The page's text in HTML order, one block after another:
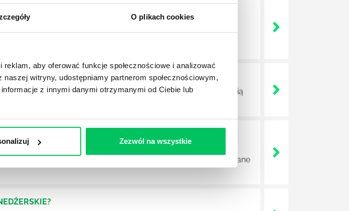
O plikach cookies
aby oferować funkcje społecznościowe i analizować
witryny, udostępniamy partnerom społecznościowym,
z innymi danymi otrzymanymi od Ciebie lub
Zezwól na wszystkie
mających na celu zrealizowanie wszystkich związanych z
specjalnych zespołów projektowych, a ich praca stanowi
związane z realizacją projektów biznesowych. Z pewnością
nie będzie w stanie sprawnie realizować swoich
jest osoba nadzorująca wszystkie czynności wykonywane